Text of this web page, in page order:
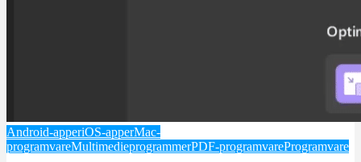
Android-apperiOS-apperMac-
programvareMultimedieprogrammerPDF-programvareProgramvare